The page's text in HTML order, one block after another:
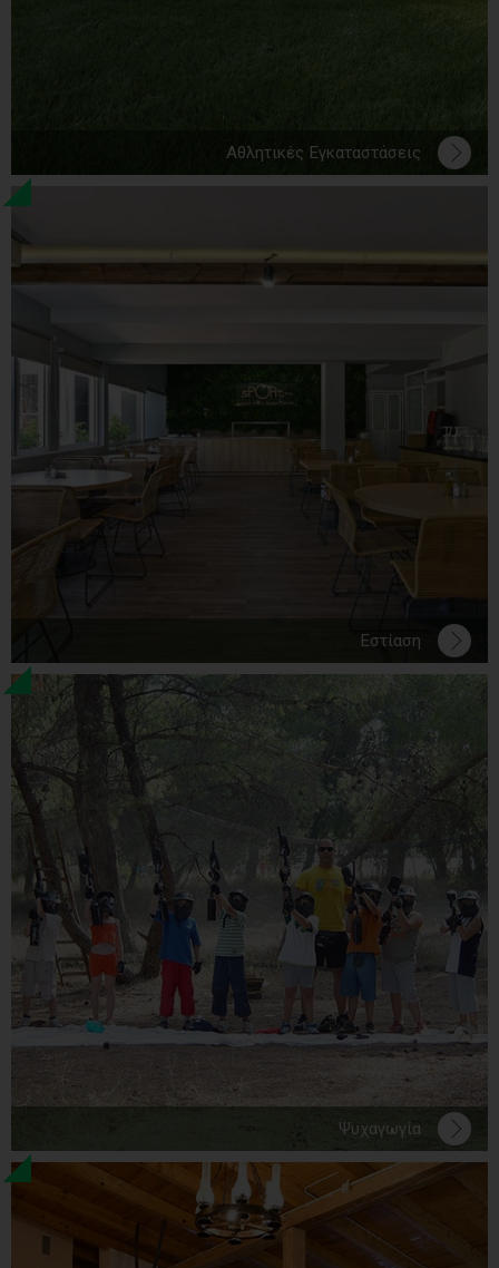
Αθλητικές Εγκαταστάσεις
Εστίαση
Ψυχαγωγία